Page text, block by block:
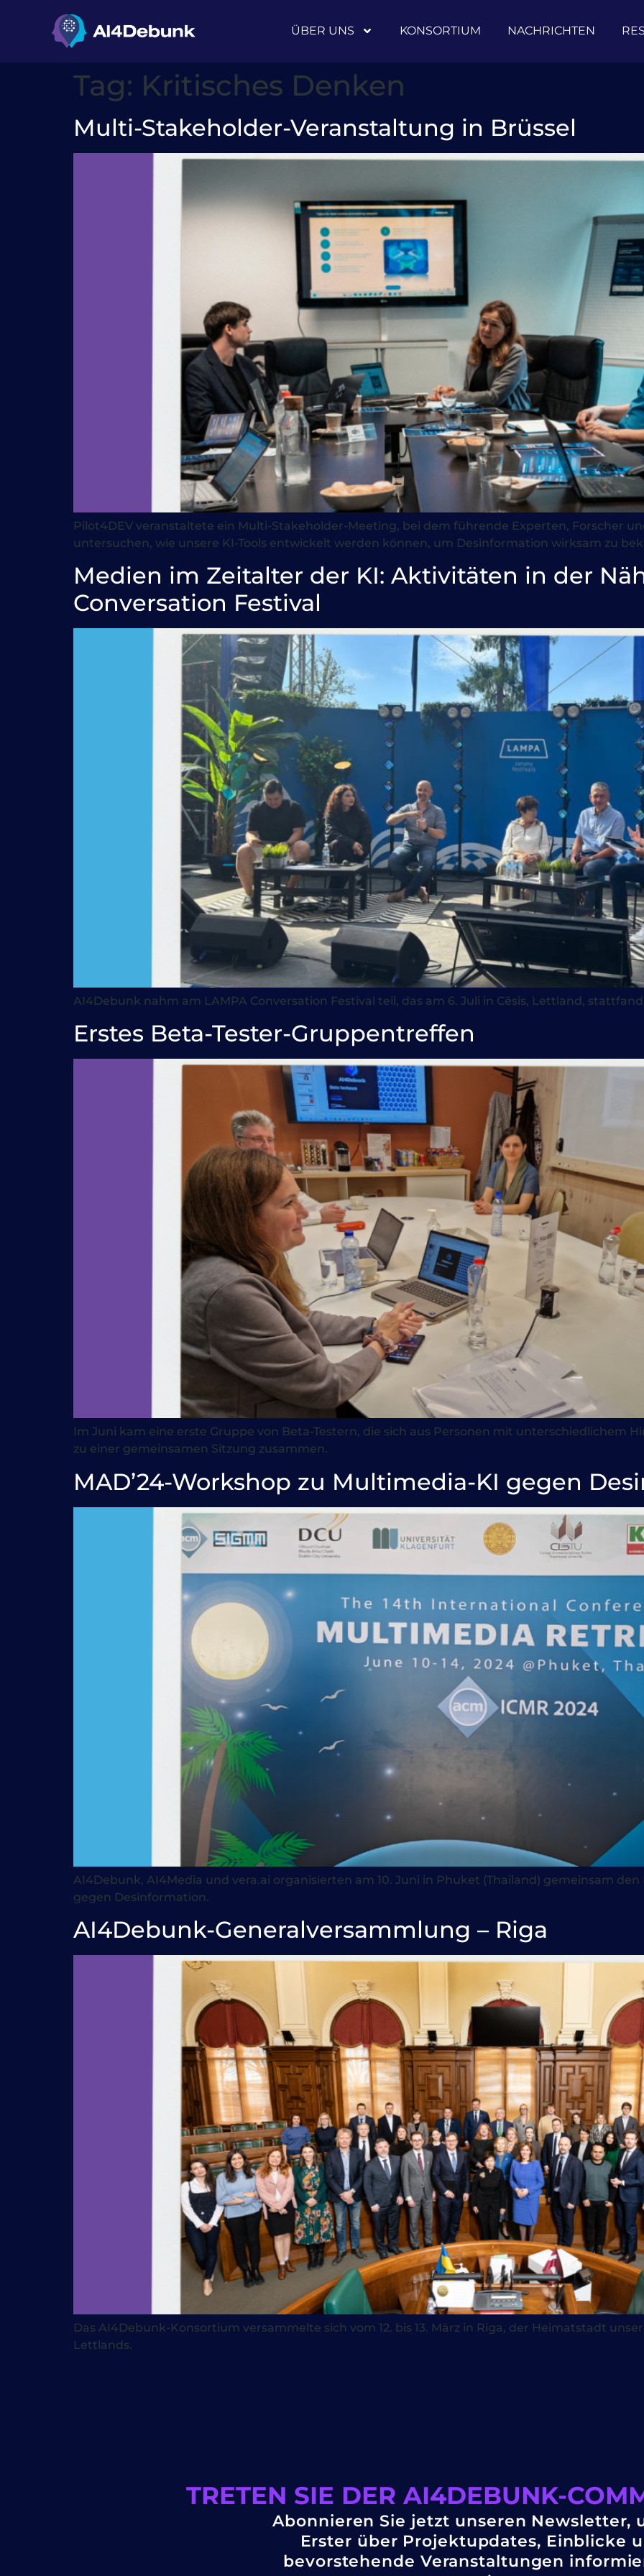
ÜBER UNS
KONSORTIUM NACHRICHTEN
Tag: Kritisches Denken
Multi-Stakeholder-Veranstaltung in Brüssel
Pilot4DEV veranstaltete ein Multi-Stakeholder-Meeting, bei dem führende Experten, Forscher
untersuchen, wie unsere KI-Tools entwickelt werden können, um Desinformation wirksam zu
Medien im Zeitalter der KI: Aktivitäten in der
Conversation Festival
AI4Debunk nahm am LAMPA Conversation Festival teil, das am 6. Juli in Cēsis, Lettland,
Erstes Beta-Tester-Gruppentreffen
Im Juni kam eine erste Gruppe von Beta-Testern, die sich aus Personen mit unterschiedlichem
zu einer gemeinsamen Sitzung zusammen.
MAD’24-Workshop zu Multimedia-KI gegen
AI4Debunk, AI4Media und vera.ai organisierten am 10. Juni in Phuket (Thailand) gemeinsam
gegen Desinformation.
AI4Debunk-Generalversammlung – Riga
Das AI4Debunk-Konsortium versammelte sich vom 12. bis 13. März in Riga, der Heimatstadt
Lettlands.
TRETEN SIE DER AI4DEBUNK-
Abonnieren Sie jetzt unseren Newsletter,
Erster über Projektupdates, Einblicke
bevorstehende Veranstaltungen